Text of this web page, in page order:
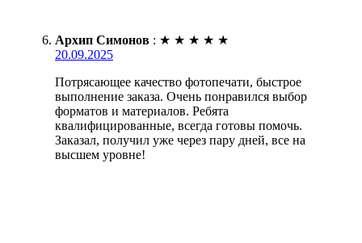
Архип Симонов : ★ ★ ★ ★ ★
20.09.2025
Потрясающее качество фотопечати, быстрое
выполнение заказа. Очень понравился выбор
форматов и материалов. Ребята
квалифицированные, всегда готовы помочь.
Заказал, получил уже через пару дней, все на
высшем уровне!